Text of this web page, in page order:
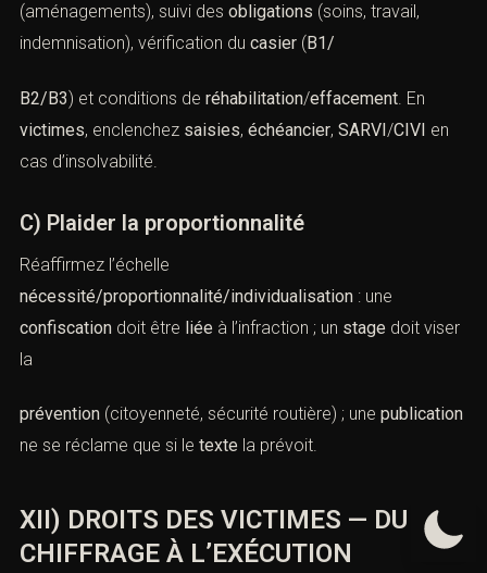
(aménagements), suivi des obligations (soins, travail,
indemnisation), vérification du casier ( B1/
B2/B3) et conditions de réhabilitation/effacement. En
victimes, enclenchez saisies, échéancier, SARVI/CIVI en
cas d’insolvabilité.
C) Plaider la proportionnalité
Réaffirmez l’échelle
nécessité/proportionnalité/individualisation : une
confiscation doit être liée à l’infraction ; un stage doit viser
la
prévention (citoyenneté, sécurité routière) ; une publication
ne se réclame que si le texte la prévoit.
XII) DROITS DES VICTIMES — DU
CHIFFRAGE À L’EXÉCUTION